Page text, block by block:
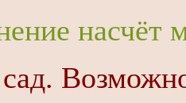
насчёт